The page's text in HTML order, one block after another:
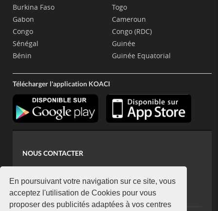
En poursuivant votre navigation sur ce site, vous
acceptez l'utilisation de Cookies pour vous
proposer des publicités adaptées à vos centres
Burkina Faso
Gabon
Congo
Sénégal
Bénin
Togo
Cameroun
Congo (RDC)
Guinée
Guinée Equatorial
Télécharger l'application KOACI
NOUS CONTACTER
koaci@yahoo.fr
+225 07 08 85 52 93